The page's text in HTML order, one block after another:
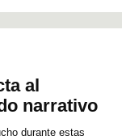
al
narrativo
durante estas